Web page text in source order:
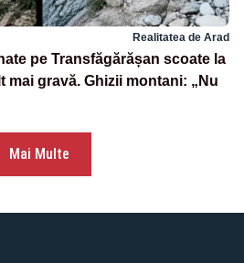
Realitatea de Arad
pe Transfăgărășan scoate la
mai gravă. Ghizii montani: „Nu
Mai Multe